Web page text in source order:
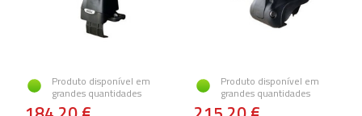
Produto disponível em
grandes quantidades
Produto disponível em
grandes quantidades